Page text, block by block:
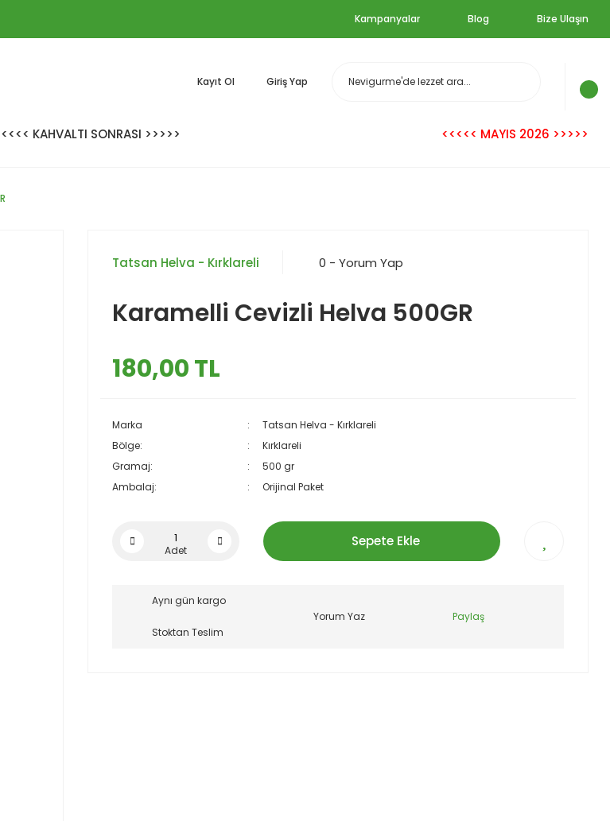
Kampanyalar Blog Bize Ulaşın
Kayıt Ol Giriş Yap
KAHVALTI SONRASI >>>>> <<<<< MAYIS 2026 >>>>>
Tatsan Helva - Kırklareli 0 - Yorum Yap
Karamelli Cevizli Helva 500GR
180,00 TL
Marka
Tatsan Helva - Kırklareli
Bölge:
Kırklareli
Gramaj:
500 gr
Ambalaj:
Orijinal Paket
Adet
Sepete Ekle
Aynı gün kargo
Stoktan Teslim
Yorum Yaz Paylaş